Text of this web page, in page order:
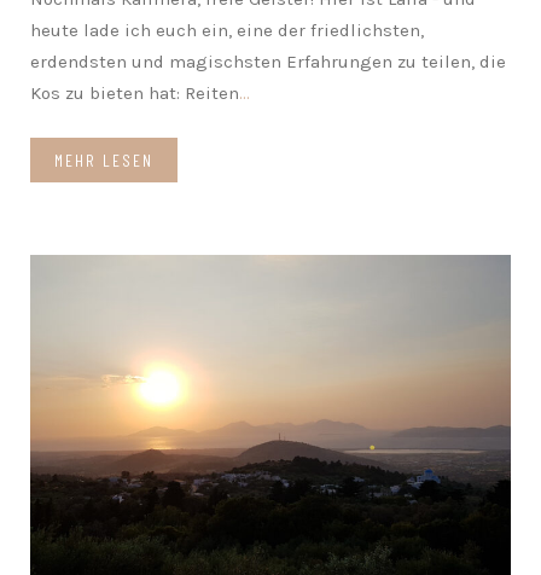
heute lade ich euch ein, eine der friedlichsten,
erdendsten und magischsten Erfahrungen zu teilen, die
Kos zu bieten hat: Reiten...
MEHR LESEN